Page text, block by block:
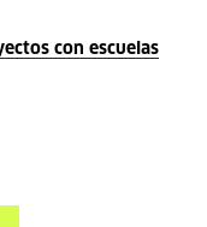
con escuelas